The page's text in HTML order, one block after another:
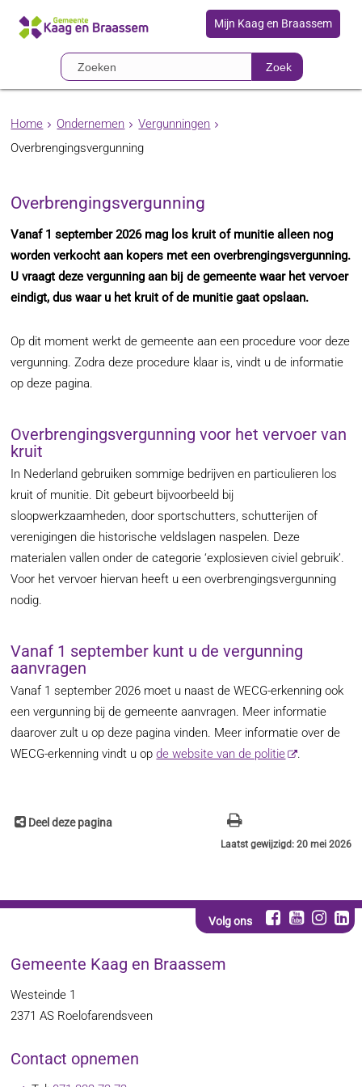
Mijn Kaag en Braassem
Zoek
Home Ondernemen
Vergunningen
Overbrengingsvergunning
Overbrengingsvergunning
Vanaf 1 september 2026 mag los kruit of munitie alleen nog
worden verkocht aan kopers met een overbrengingsvergunning.
U vraagt deze vergunning aan bij de gemeente waar het vervoer
eindigt, dus waar u het kruit of de munitie gaat opslaan.
Op dit moment werkt de gemeente aan een procedure voor deze
vergunning. Zodra deze procedure klaar is, vindt u de informatie
op deze pagina.
Overbrengingsvergunning voor het vervoer van
kruit
In Nederland gebruiken sommige bedrijven en particulieren los
kruit of munitie. Dit gebeurt bijvoorbeeld bij
sloopwerkzaamheden, door sportschutters, schutterijen of
verenigingen die historische veldslagen naspelen. Deze
materialen vallen onder de categorie ‘explosieven civiel gebruik’.
Voor het vervoer hiervan heeft u een overbrengingsvergunning
nodig.
Vanaf 1 september kunt u de vergunning
aanvragen
Vanaf 1 september 2026 moet u naast de WECG-erkenning ook
een vergunning bij de gemeente aanvragen. Meer informatie
daarover zult u op deze pagina vinden. Meer informatie over de
WECG-erkenning vindt u opde website van de politie .
Deel deze pagina
Laatst gewijzigd: 20 mei 2026
Volg ons
Gemeente Kaag en Braassem
Westeinde 1
2371 AS Roelofarendsveen
Contact opnemen